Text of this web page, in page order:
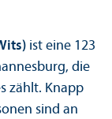
ist eine 123
die
zählt. Knapp
sind an